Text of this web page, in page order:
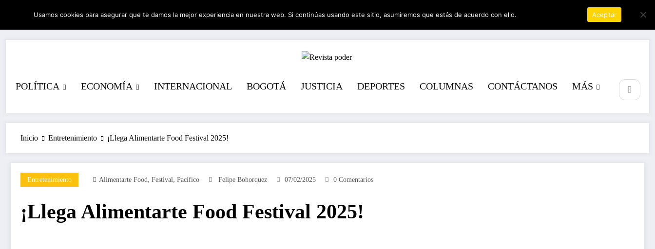
contenido
06/08/2026 5:37:47 PM
POLÍTICA ECONOMÍA INTERNACIONAL BOGOTÁ JUSTICIA DEPORTES COLUMNAS CONTÁCTANOS MÁS
Inicio Entretenimiento ¡Llega Alimentarte Food Festival 2025!
Entretenimiento Alimentarte Food, Festival, Pacifico Felipe Bohorquez 07/02/2025 0 Comentarios
¡Llega Alimentarte Food Festival 2025!
Usamos cookies para asegurar que te damos la mejor experiencia en nuestra web. Si continúas usando este sitio, asumiremos que estás de acuerdo con ello. Aceptar